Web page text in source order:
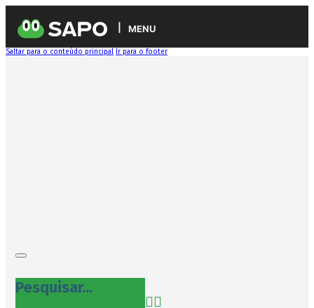
MENU
Saltar para o conteúdo principal Ir para o footer
Pesquisar...